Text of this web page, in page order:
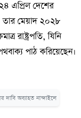
এপ্রিল দেশের
তার মেয়াদ ২০২৮
রাষ্ট্রপতি, যিনি
পাঠ করিয়েছেন।
দাবি অব্যাহত নান্দাইলে